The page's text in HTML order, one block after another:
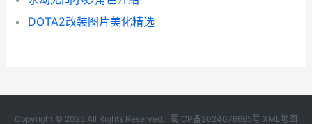
DOTA2改装图片美化精选
Copyright © 2025 All Rights Reserved. 蜀ICP备2024076665号 XML地图